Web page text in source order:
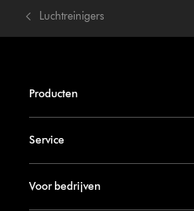
Luchtreinigers
Producten
Service
Voor bedrijven